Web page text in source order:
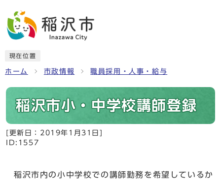
現在位置
ホーム 市政情報 職員採用・人事・給与
稲沢市小・中学校講師登録
[更新日： 2019年1月31日
ID:1557
稲沢市内の小中学校での講師勤務を希望しているか